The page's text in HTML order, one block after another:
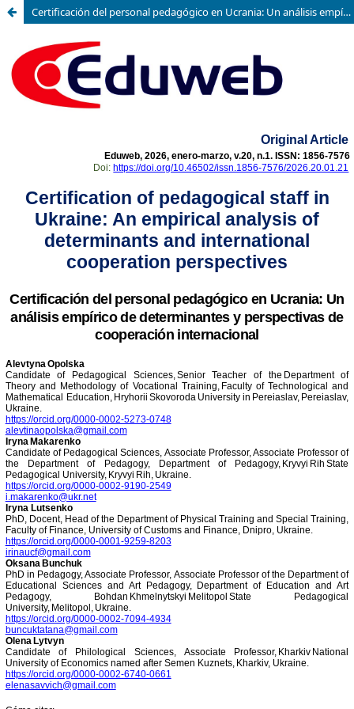
Certificación del personal pedagógico en Ucrania: Un análisis empírico de determinantes y perspectivas de cooperación internacional